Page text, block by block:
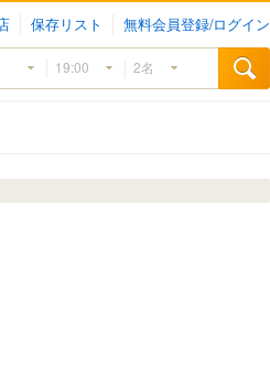
保存リスト 無料会員登録/ログイン